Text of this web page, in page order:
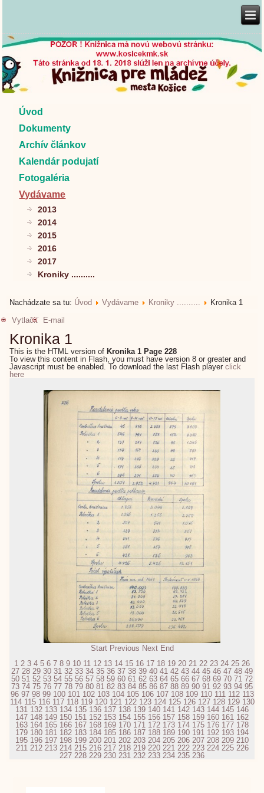
Úvod
Dokumenty
Archív článkov
Kalendár podujatí
Fotogaléria
Vydávame
2013
2014
2015
2016
2017
Kroniky ..........
Nachádzate sa tu: Úvod Vydávame Kroniky ..........
Kronika 1
Vytlačiť
E-mail
Kronika 1
This is the HTML version of Kronika 1 Page 228
To view this content in Flash, you must have version 8 or greater and
Javascript must be enabled. To download the last Flash playerclick
here
Start Previous Next End
1 2 3 4 5 6 7 8 9 10 11 12 13 14 15 16 17 18 19 20 21 22 23 24 25 26
27 28 29 30 31 32 33 34 35 36 37 38 39 40 41 42 43 44 45 46 47 48 49
50 51 52 53 54 55 56 57 58 59 60 61 62 63 64 65 66 67 68 69 70 71 72
73 74 75 76 77 78 79 80 81 82 83 84 85 86 87 88 89 90 91 92 93 94 95
96 97 98 99 100 101 102 103 104 105 106 107 108 109 110 111 112 113
114 115 116 117 118 119 120 121 122 123 124 125 126 127 128 129 130
131 132 133 134 135 136 137 138 139 140 141 142 143 144 145 146
147 148 149 150 151 152 153 154 155 156 157 158 159 160 161 162
163 164 165 166 167 168 169 170 171 172 173 174 175 176 177 178
179 180 181 182 183 184 185 186 187 188 189 190 191 192 193 194
195 196 197 198 199 200 201 202 203 204 205 206 207 208 209 210
211 212 213 214 215 216 217 218 219 220 221 222 223 224 225 226
227 228 229 230 231 232 233 234 235 236